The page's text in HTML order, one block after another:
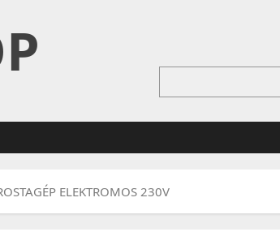
ELEKTROMOS 230V